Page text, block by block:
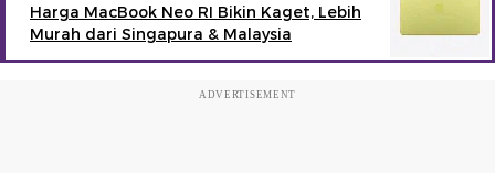
Harga MacBook Neo RI Bikin Kaget, Lebih
Murah dari Singapura & Malaysia
ADVERTISEMENT